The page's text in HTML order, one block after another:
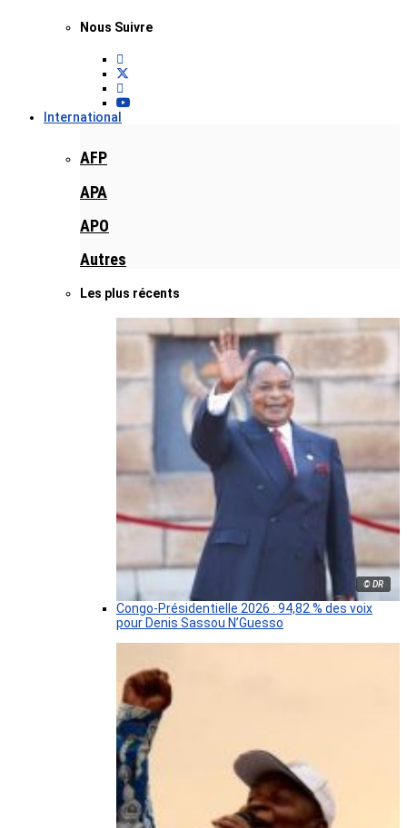
Nous Suivre
International
AFP
APA
APO
Autres
Les plus récents
© DR
Congo-Présidentielle 2026 : 94,82 % des voix
pour Denis Sassou N’Guesso